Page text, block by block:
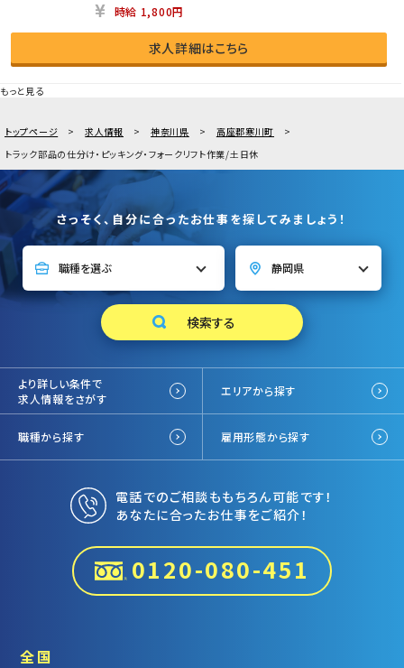
時給 1,800円
求人詳細はこちら
もっと見る
トップページ 求人情報 神奈川県
高座郡寒川町
トラック部品の仕分け・ピッキング・フォークリフト作業/土日休
さっそく、自分に合ったお仕事を探してみましょう！
より詳しい条件で
求人情報をさがす
エリアから探す
職種から探す 雇用形態から探す
電話でのご相談ももちろん可能です！
あなたに合ったお仕事をご紹介！
0120-080-451
全国